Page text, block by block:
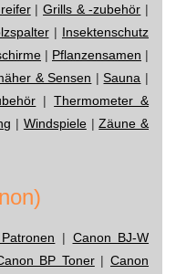
|Grills & -zubehör |
| Insektenschutz
| Pflanzensamen |
& Sensen |Sauna |
|Thermometer &
| Windspiele|Zäune &
| Canon BJ-W
BP Toner|Canon